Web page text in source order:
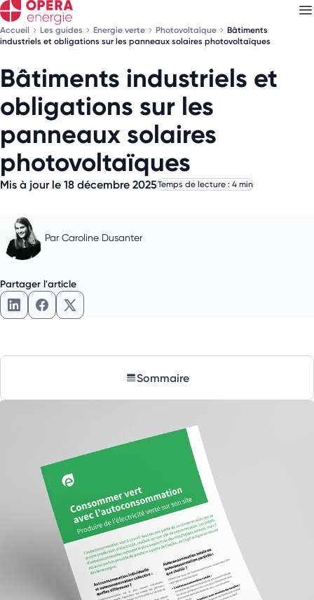
Accueil Les guides Energie verte Photovoltaïque
Bâtiments
industriels et obligations sur les panneaux solaires photovoltaïques
Bâtiments industriels et
obligations sur les
panneaux solaires
photovoltaïques
Mis à jour le 18 décembre 2025Temps de lecture : 4 min
Par Caroline Dusanter
Partager l'article
Partager l'article sur LinkedIn
Partager l'article sur Facebook
Partager l'article sur X
Sommaire
Découvrez nosnewsletters
Choisissez les newsletters qui vous intéressent